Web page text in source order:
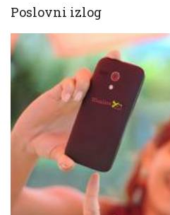
Poslovni izlog